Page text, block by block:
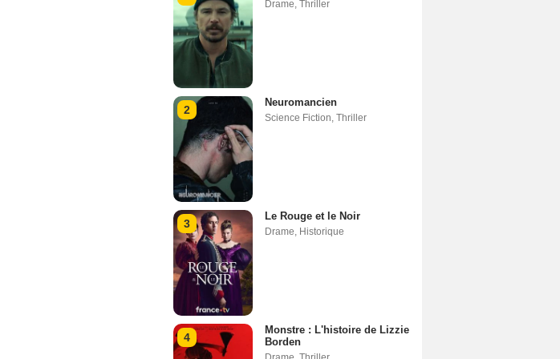
Drame, Thriller
2
Neuromancien
Science Fiction, Thriller
3
Le Rouge et le Noir
Drame, Historique
4
Monstre : L'histoire de Lizzie
Borden